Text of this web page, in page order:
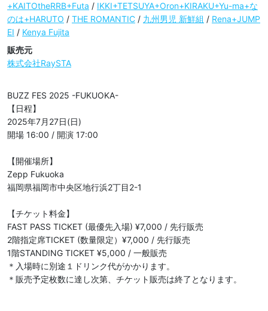
+KAITOtheRRB+Futa / IKKI+TETSUYA+Oron+KIRAKU+Yu-ma+な
のは+HARUTO / THE ROMANTIC / 九州男児 新鮮組 / Rena+JUMP
EI / Kenya Fujita
販売元
株式会社RaySTA
BUZZ FES 2025 -FUKUOKA-
【日程】
2025年7月27日(日)
開場 16:00 / 開演 17:00
【開催場所】
Zepp Fukuoka
福岡県福岡市中央区地行浜2丁目2-1
【チケット料金】
FAST PASS TICKET (最優先入場) ¥7,000 / 先行販売
2階指定席TICKET (数量限定）¥7,000 / 先行販売
1階STANDING TICKET ¥5,000 / 一般販売
＊入場時に別途１ドリンク代がかかります。
＊販売予定枚数に達し次第、チケット販売は終了となります。